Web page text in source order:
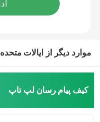
موارد دیگر از ایالات متحده
کیف پیام رسان لپ تاپ